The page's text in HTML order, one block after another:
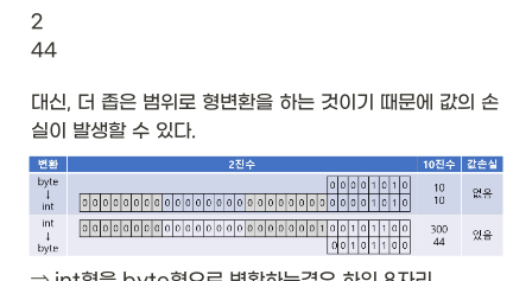
2
44
대신, 더 좁은 범위로 형변환을 하는 것이기 때문에 값의 손
실이 발생할 수 있다.